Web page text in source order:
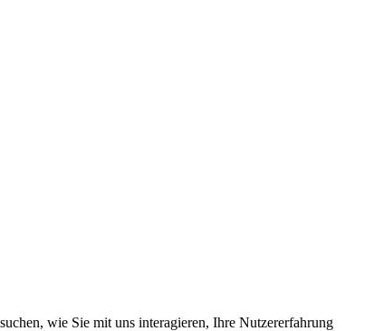
wie Sie mit uns interagieren, Ihre Nutzererfahrung